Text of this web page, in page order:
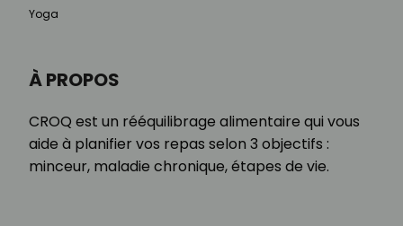
À PROPOS
CROQ est un rééquilibrage alimentaire qui vous
aide à planifier vos repas selon 3 objectifs :
minceur, maladie chronique, étapes de vie.
Yoga